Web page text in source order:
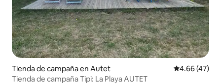
Tienda de campaña en Autet Calificación
4.66 (47)
Tienda de campaña Tipi: La Playa AUTET